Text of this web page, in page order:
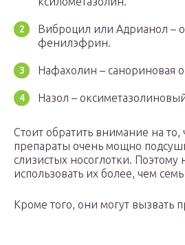
Виброцил или Адрианол –
фенилэфрин.
Нафахолин – санориновая
Назол –
Стоит обратить внимание на то,
препараты очень мощно
слизистых носоглотки. Поэтому
использовать их более, чем
Кроме того, они могут вызвать